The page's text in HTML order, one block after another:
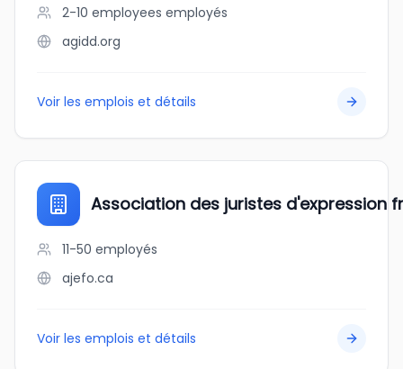
2-10 employees employés
agidd.org
Voir les emplois et détails
Association des juristes d'expression
11-50 employés
ajefo.ca
Voir les emplois et détails